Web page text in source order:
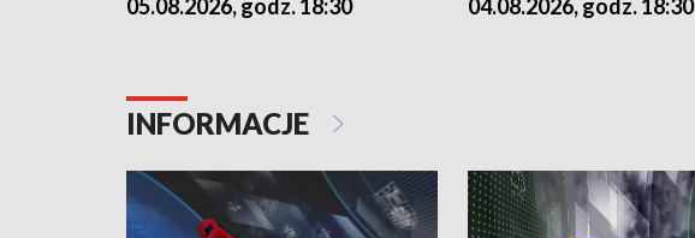
05.08.2026, godz. 18:30 04.08.2026, godz. 18:30
INFORMACJE